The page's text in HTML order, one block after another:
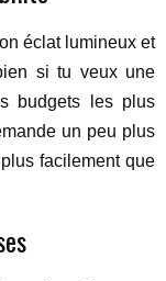
éclat lumineux et
si tu veux une
budgets les plus
un peu plus
facilement que